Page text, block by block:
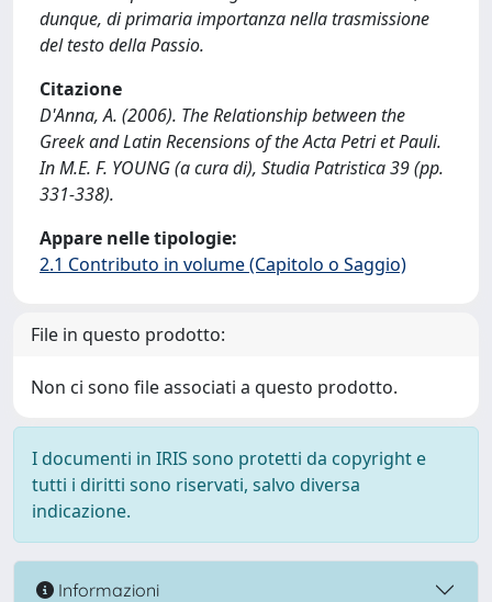
dunque, di primaria importanza nella trasmissione
del testo della Passio.
Citazione
D'Anna, A. (2006). The Relationship between the
Greek and Latin Recensions of the Acta Petri et Pauli.
In M.E. F. YOUNG (a cura di), Studia Patristica 39 (pp.
331-338).
Appare nelle tipologie:
2.1 Contributo in volume (Capitolo o Saggio)
File in questo prodotto:
Non ci sono file associati a questo prodotto.
I documenti in IRIS sono protetti da copyright e
tutti i diritti sono riservati, salvo diversa
indicazione.
Informazioni